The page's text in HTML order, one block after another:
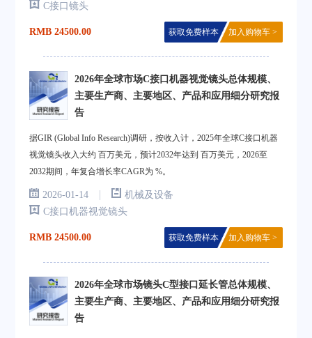
C接口镜头
RMB 24500.00 获取免费样本 加入购物车 >
2026年全球市场C接口机器视觉镜头总体规模、
主要生产商、主要地区、产品和应用细分研究报
告
据GIR (Global Info Research)调研，按收入计，2025年全球C接口机器
视觉镜头收入大约 百万美元，预计2032年达到 百万美元，2026至
2032期间，年复合增长率CAGR为 %。
2026-01-14 |
机械及设备
C接口机器视觉镜头
RMB 24500.00 获取免费样本 加入购物车 >
2026年全球市场镜头C型接口延长管总体规模、
主要生产商、主要地区、产品和应用细分研究报
告